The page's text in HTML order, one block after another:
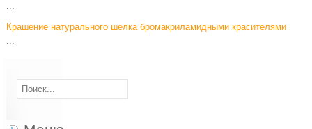
...
Крашение натурального шелка бромакриламидными красителями
...